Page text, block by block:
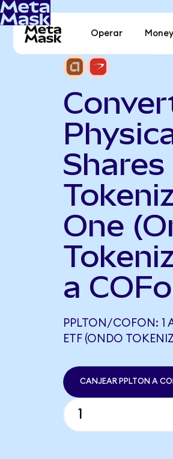
Operar Money
One
a
PPLTON/COFON: 1
ETF (ONDO
CANJEAR PPLTON A